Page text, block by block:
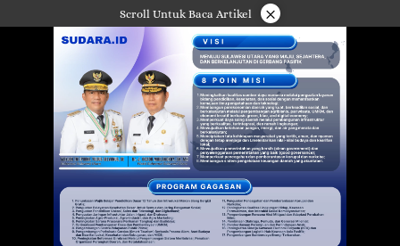
ke
Scroll Untuk Baca Artikel ×